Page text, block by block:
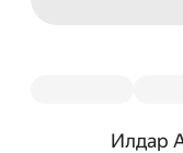
Илдар